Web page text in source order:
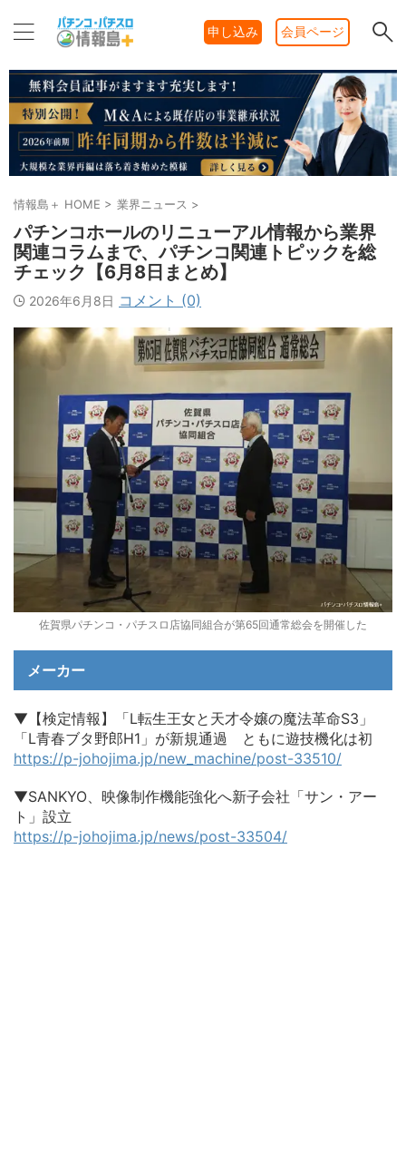
申し込み 会員ページ
情報島＋ HOME > 業界ニュース >
パチンコホールのリニューアル情報から業界
関連コラムまで、パチンコ関連トピックを総
チェック【6月8日まとめ】
2026年6月8日 コメント (0)
佐賀県パチンコ・パチスロ店協同組合が第65回通常総会を開催した
メーカー
▼【検定情報】「L転生王女と天才令嬢の魔法革命S3」
「L青春ブタ野郎H1」が新規通過 ともに遊技機化は初
https://p-johojima.jp/new_machine/post-33510/
▼SANKYO、映像制作機能強化へ新子会社「サン・アー
ト」設立
https://p-johojima.jp/news/post-33504/